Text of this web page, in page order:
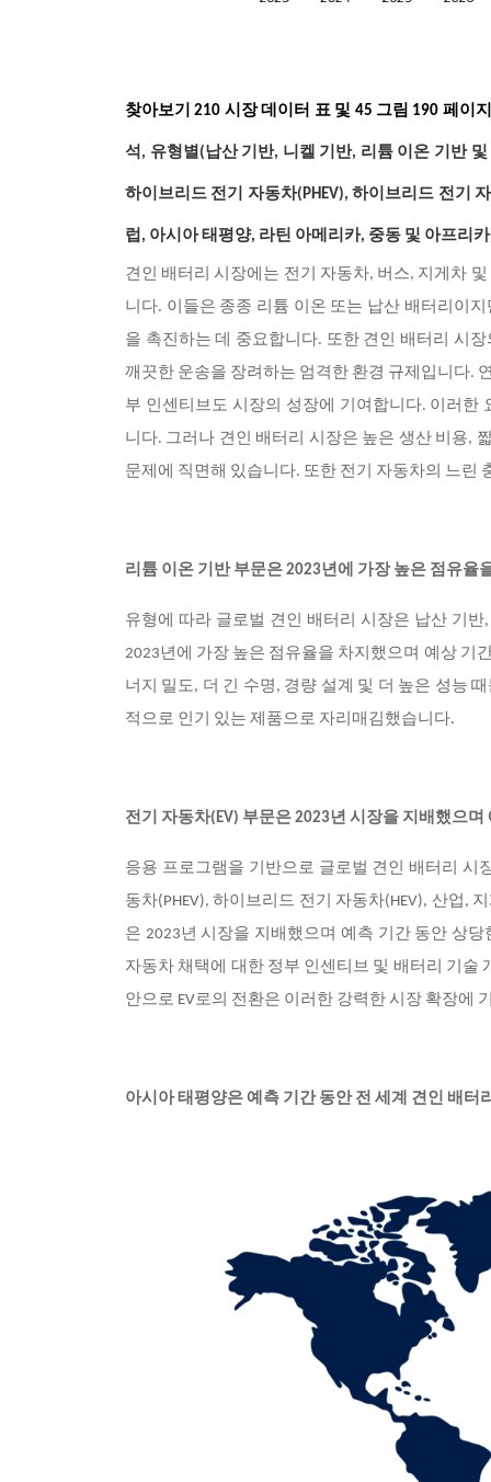
찾아보기 210 시장 데이터 표 및 45 그림 190 페이
석, 유형별(납산 기반, 니켈 기반, 리튬 이온 기반
하이브리드 전기 자동차(PHEV), 하이브리드 전기
럽, 아시아 태평양, 라틴 아메리카, 중동 및 아
견인 배터리 시장에는 전기 자동차, 버스, 지게차
니다. 이들은 종종 리튬 이온 또는 납산 배터리이
을 촉진하는 데 중요합니다. 또한 견인 배터리 시
깨끗한 운송을 장려하는 엄격한 환경 규제입니다.
부 인센티브도 시장의 성장에 기여합니다. 이러한
니다. 그러나 견인 배터리 시장은 높은 생산 비용,
문제에 직면해 있습니다. 또한 전기 자동차의 느린
리튬 이온 기반 부문은 2023년에 가장 높은 점유율
유형에 따라 글로벌 견인 배터리 시장은 납산 기
2023년에 가장 높은 점유율을 차지했으며 예상 기
너지 밀도, 더 긴 수명, 경량 설계 및 더 높은 성능
적으로 인기 있는 제품으로 자리매김했습니다.
전기 자동차(EV) 부문은 2023년 시장을 지배했으
응용 프로그램을 기반으로 글로벌 견인 배터리 시
동차(PHEV), 하이브리드 전기 자동차(HEV), 산업,
은 2023년 시장을 지배했으며 예측 기간 동안 상
자동차 채택에 대한 정부 인센티브 및 배터리 기술
안으로 EV로의 전환은 이러한 강력한 시장 확장에
아시아 태평양은 예측 기간 동안 전 세계 견인 배